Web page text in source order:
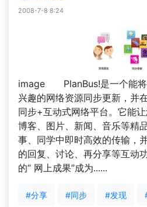
2008-7-8 8:24
image PlanBus!是一个能将
兴趣的网络资源同步更新，并
同步+互动式网络平台。它能让
博客、图片、新闻、音乐等精
事、同学中即时高效的传输，
的回复、讨论、再分享等互动
的“ 网上成果”成为......
#分享 #同步 #发现